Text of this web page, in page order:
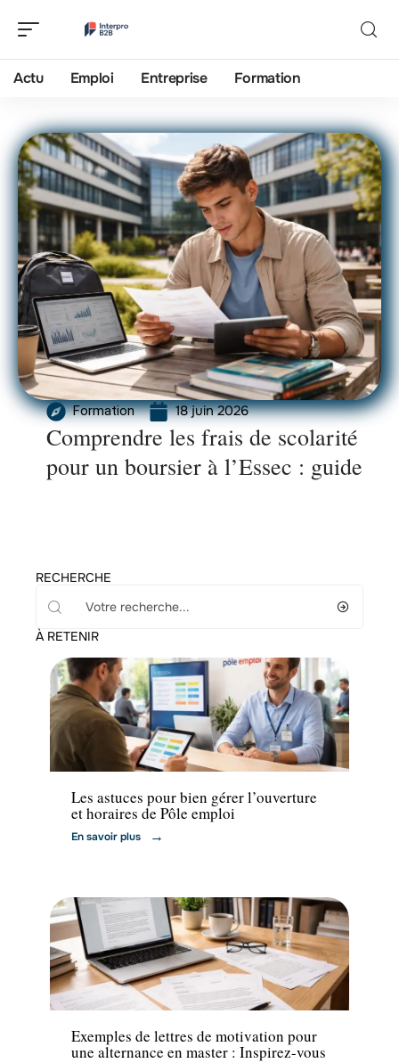
Actu Emploi Entreprise Formation
Formation 18 juin 2026
Comprendre les frais de scolarité
pour un boursier à l’Essec : guide
RECHERCHE
À RETENIR
Actu
Les astuces pour bien gérer l’ouverture
et horaires de Pôle emploi
En savoir plus
Emploi
Exemples de lettres de motivation pour
une alternance en master : Inspirez-vous